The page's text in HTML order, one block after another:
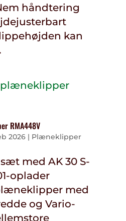
håndtering
kan
RMA448V
2026| Plæneklipper
med AK 30 S-
oplader
med
og Vario-